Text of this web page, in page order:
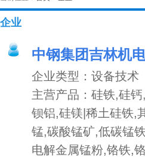
企业
中钢集团吉林机
企业类型：设备技术
主营产品：硅铁,硅
钡铝,硅镁|稀土硅铁,
锰,碳酸锰矿,低碳锰
电解金属锰粉,铬铁,